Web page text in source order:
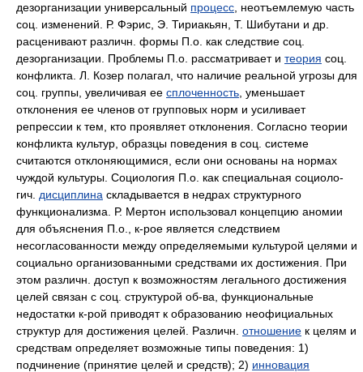
дезорганизации универсальный процесс , неотъемлемую часть
соц. изменений. Р. Фэрис, Э. Тириакьян, Т. Шибутани и др.
расценивают различн. формы П.о. как следствие соц.
дезорганизации. Проблемы П.о. рассматривает и теория соц.
конфликта. Л. Козер полагал, что наличие реальной угрозы для
соц. группы, увеличивая ее сплоченность , уменьшает
отклонения ее членов от групповых норм и усиливает
репрессии к тем, кто проявляет отклонения. Согласно теории
конфликта культур, образцы поведения в соц. системе
считаются отклоняющимися, если они основаны на нормах
чуждой культуры. Социология П.о. как специальная социоло-
гич. дисциплина складывается в недрах структурного
функционализма. Р. Мертон использовал концепцию аномии
для объяснения П.о., к-рое является следствием
несогласованности между определяемыми культурой целями и
социально организованными средствами их достижения. При
этом различн. доступ к возможностям легального достижения
целей связан с соц. структурой об-ва, функциональные
недостатки к-рой приводят к образованию неофициальных
структур для достижения целей. Различн. отношение к целям и
средствам определяет возможные типы поведения: 1)
подчинение (принятие целей и средств); 2) инновация